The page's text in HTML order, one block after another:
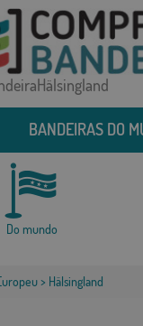
BANDEIRAS DO
Do mundo
> Hälsingland